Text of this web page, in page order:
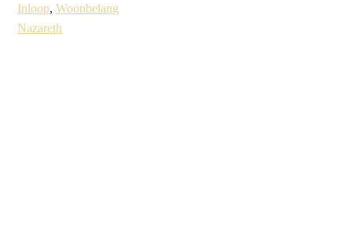
Inloop, Woonbelang
Nazareth